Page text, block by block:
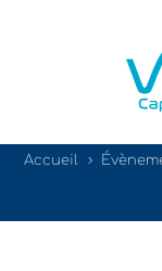
Accueil 5